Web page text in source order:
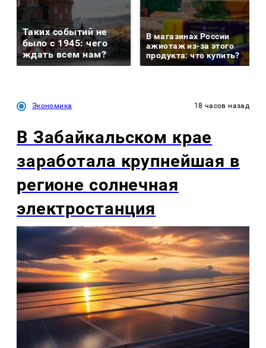
Таких событий не
было с 1945: чего
ждать всем нам?
В магазинах России
ажиотаж из-за этого
продукта: что купить?
Экономика 18 часов назад
В Забайкальском крае
заработала крупнейшая в
регионе солнечная
электростанция